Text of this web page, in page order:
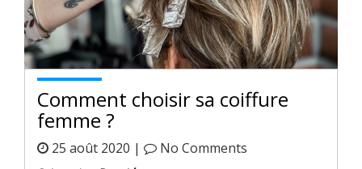
Comment choisir sa coiffure
femme ?
25 août 2020 | No Comments